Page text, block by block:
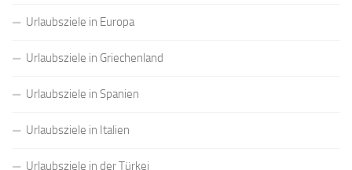
Urlaubsziele in Europa
Urlaubsziele in Griechenland
Urlaubsziele in Spanien
Urlaubsziele in Italien
Urlaubsziele in der Türkei